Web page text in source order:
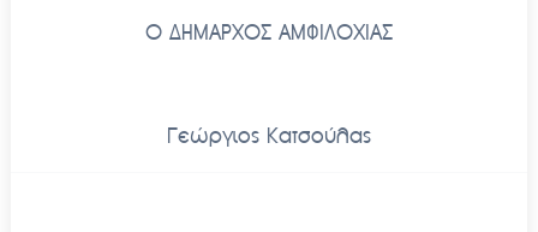
Ο ΔΗΜΑΡΧΟΣ ΑΜΦΙΛΟΧΙΑΣ
Γεώργιος Κατσούλας